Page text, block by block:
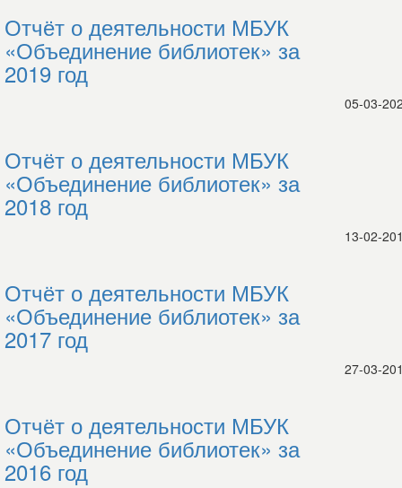
Отчёт о деятельности МБУК
«Объединение библиотек» за
2019 год
05-03-
Отчёт о деятельности МБУК
«Объединение библиотек» за
2018 год
13-02-
Отчёт о деятельности МБУК
«Объединение библиотек» за
2017 год
27-03-
Отчёт о деятельности МБУК
«Объединение библиотек» за
2016 год